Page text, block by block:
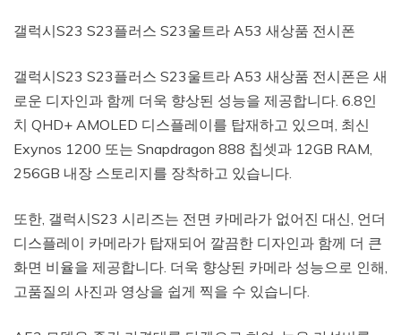
갤럭시S23 S23플러스 S23울트라 A53 새상품 전시폰
갤럭시S23 S23플러스 S23울트라 A53 새상품 전시폰은 새
로운 디자인과 함께 더욱 향상된 성능을 제공합니다. 6.8인
치 QHD+ AMOLED 디스플레이를 탑재하고 있으며, 최신
Exynos 1200 또는 Snapdragon 888 칩셋과 12GB RAM,
256GB 내장 스토리지를 장착하고 있습니다.
또한, 갤럭시S23 시리즈는 전면 카메라가 없어진 대신, 언더
디스플레이 카메라가 탑재되어 깔끔한 디자인과 함께 더 큰
화면 비율을 제공합니다. 더욱 향상된 카메라 성능으로 인해,
고품질의 사진과 영상을 쉽게 찍을 수 있습니다.